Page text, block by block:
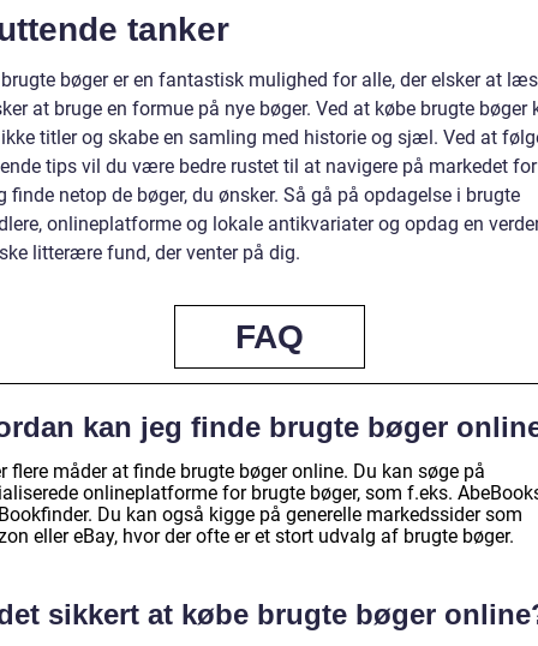
tanker
bøger er en fantastisk mulighed for alle, der elsker at
at bruge en formue på nye bøger. Ved at købe brugte bøger
titler og skabe en samling med historie og sjæl. Ved at
tips vil du være bedre rustet til at navigere på markedet
finde netop de bøger, du ønsker. Så gå på opdagelse i brugte
onlineplatforme og lokale antikvariater og opdag en
litterære fund, der venter på dig.
FAQ
kan jeg finde brugte bøger
flere måder at finde brugte bøger online. Du kan søge på
onlineplatforme for brugte bøger, som f.eks.
Du kan også kigge på generelle markedssider som
eller eBay, hvor der ofte er et stort udvalg af brugte bøger.
sikkert at købe brugte bøger